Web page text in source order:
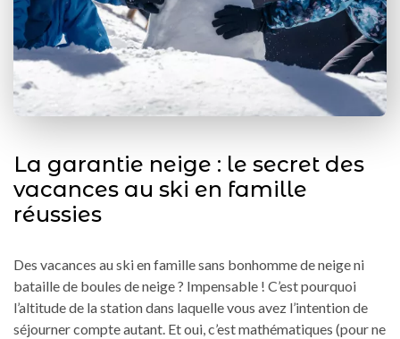
La garantie neige : le secret des
vacances au ski en famille
réussies
Des vacances au ski en famille sans bonhomme de neige ni
bataille de boules de neige ? Impensable ! C’est pourquoi
l’altitude de la station dans laquelle vous avez l’intention de
séjourner compte autant. Et oui, c’est mathématiques (pour ne